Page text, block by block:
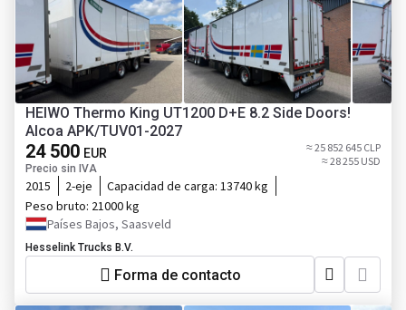
HEIWO Thermo King UT1200 D+E 8.2 Side Doors!
Alcoa APK/TUV01-2027
24 500 EUR
Precio sin IVA
≈ 25 852 645 CLP
≈ 28 255 USD
2015 2-eje Capacidad de carga: 13740 kg
Peso bruto: 21000 kg
Países Bajos, Saasveld
Hesselink Trucks B.V.
Forma de contacto